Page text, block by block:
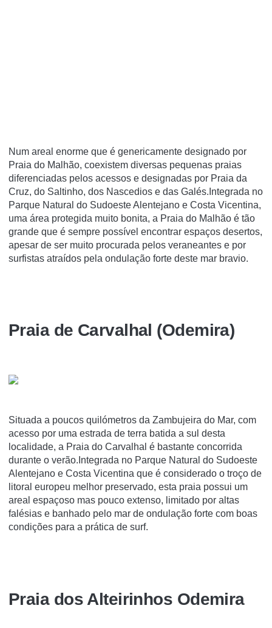
Num areal enorme que é genericamente designado por
Praia do Malhão, coexistem diversas pequenas praias
diferenciadas pelos acessos e designadas por Praia da
Cruz, do Saltinho, dos Nascedios e das Galés.Integrada no
Parque Natural do Sudoeste Alentejano e Costa Vicentina,
uma área protegida muito bonita, a Praia do Malhão é tão
grande que é sempre possível encontrar espaços desertos,
apesar de ser muito procurada pelos veraneantes e por
surfistas atraídos pela ondulação forte deste mar bravio.
Praia de Carvalhal (Odemira)
Situada a poucos quilómetros da Zambujeira do Mar, com
acesso por uma estrada de terra batida a sul desta
localidade, a Praia do Carvalhal é bastante concorrida
durante o verão.Integrada no Parque Natural do Sudoeste
Alentejano e Costa Vicentina que é considerado o troço de
litoral europeu melhor preservado, esta praia possui um
areal espaçoso mas pouco extenso, limitado por altas
falésias e banhado pelo mar de ondulação forte com boas
condições para a prática de surf.
Praia dos Alteirinhos Odemira